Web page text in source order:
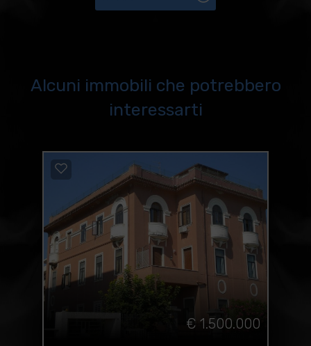
Alcuni immobili che potrebbero
interessarti
€ 1.500.000